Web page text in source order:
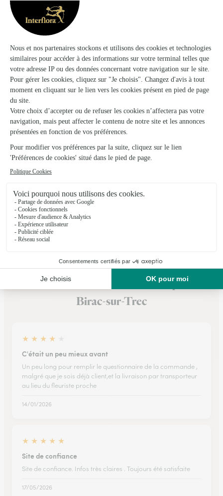
L’atelier de Coquelicot
Casseneuil
★★4.8 (60)
4, rue Grande
Voir la boutique
California
★★ ★★★4.8 (75)
29 route de Beauséjour
Voir la boutique
Ils ont fait livrer des fleurs ou une plante à
Birac-sur-Trec
★ ★ ★ ★
C'était un peu mieux avant
Un peu long pour remplir le questionnaire de la commande ,
malgré que je sois déjà client,et la livraison par transporteur
au lieu du fleuriste proche
14/01/2026
★ ★ ★ ★ ★
Site de confiance
Site de confiance. Infos très claires . Toujours été satisfaite
17/05/2026